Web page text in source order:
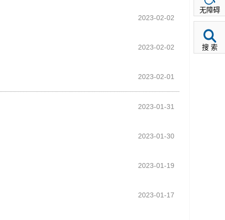
2023-02-02
2023-02-02
2023-02-01
2023-01-31
2023-01-30
2023-01-19
2023-01-17
无障碍
搜 索